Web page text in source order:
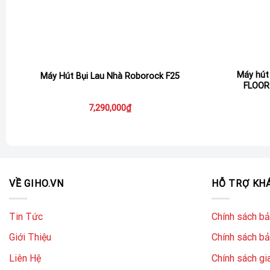
Máy Hút Bụi Lau Nhà Roborock F25
7,290,000₫
Máy
VỀ GIHO.VN
Tin Tức
Giới Thiệu
Liên Hệ
HỖ TRỢ
Chính sách
Chính sách
Chính sách